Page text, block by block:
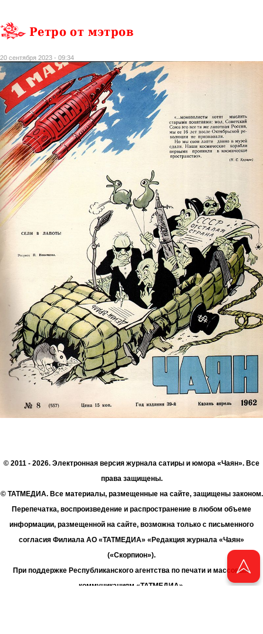
Ретро от мэтров
20 сентября 2023 - 09:34
© 2011 - 2026. Электронная версия журнала сатиры и юмора «Чаян». Все
права защищены.
© ТАТМЕДИА. Все материалы, размещенные на сайте, защищены законом.
Перепечатка, воспроизведение и распространение в любом объеме
информации, размещенной на сайте, возможна только с письменного
согласия Филиала АО «ТАТМЕДИА» «Редакция журнала «Чаян»
(«Скорпион»).
При поддержке Республиканского агентства по печати и массовым
коммуникациям «ТАТМЕДИА».